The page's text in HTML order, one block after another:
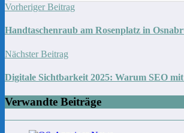
Vorheriger Beitrag
Handtaschenraub am Rosenplatz in
Nächster Beitrag
Digitale Sichtbarkeit 2025: Warum SEO
Verwandte Beiträge